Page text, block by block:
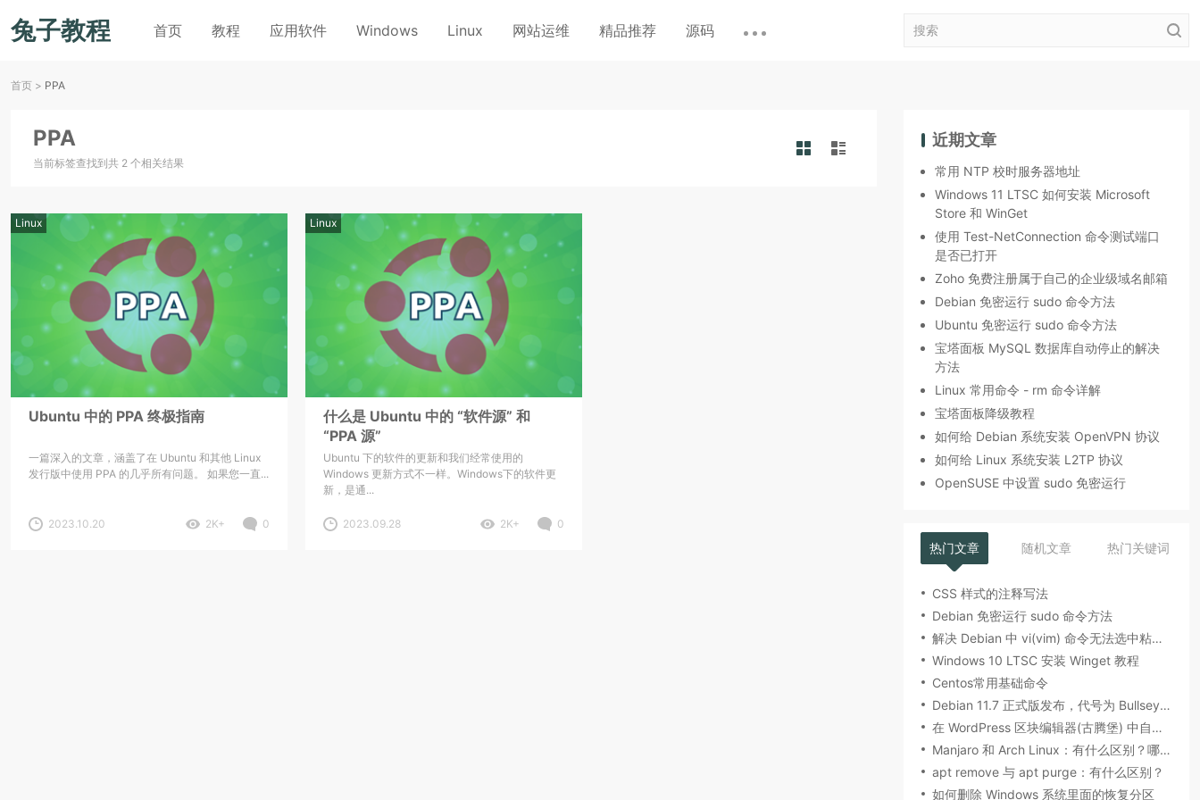
兔子教程 首页 教程 应用软件 Windows Linux 网站运维 精品推荐 源码
首页 > PPA
PPA
当前标签查找到共 2 个相关结果
Linux
Ubuntu 中的 PPA 终极指南
一篇深入的文章，涵盖了在 Ubuntu 和其他 Linux
发行版中使用 PPA 的几乎所有问题。 如果您一直...
2023.10.20 2K+ 0
Linux
什么是 Ubuntu 中的 “软件源” 和
“PPA 源”
Ubuntu 下的软件的更新和我们经常使用的
Windows 更新方式不一样。Windows下的软件更
新，是通...
2023.09.28 2K+ 0
近期文章
常用 NTP 校时服务器地址
Windows 11 LTSC 如何安装 Microsoft
Store 和 WinGet
使用 Test-NetConnection 命令测试端口
是否已打开
Zoho 免费注册属于自己的企业级域名邮箱
Debian 免密运行 sudo 命令方法
Ubuntu 免密运行 sudo 命令方法
宝塔面板 MySQL 数据库自动停止的解决
方法
Linux 常用命令 - rm 命令详解
宝塔面板降级教程
如何给 Debian 系统安装 OpenVPN 协议
如何给 Linux 系统安装 L2TP 协议
OpenSUSE 中设置 sudo 免密运行
热门文章 随机文章 热门关键词
CSS 样式的注释写法
Debian 免密运行 sudo 命令方法
解决 Debian 中 vi(vim) 命令无法选中粘贴、复制的问题
Windows 10 LTSC 安装 Winget 教程
Centos常用基础命令
Debian 11.7 正式版发布，代号为 Bullseye / 下载地址
在 WordPress 区块编辑器(古腾堡) 中自定义内联代码样式
Manjaro 和 Arch Linux：有什么区别？哪一个更好？
apt remove 与 apt purge：有什么区别？
如何删除 Windows 系统里面的恢复分区